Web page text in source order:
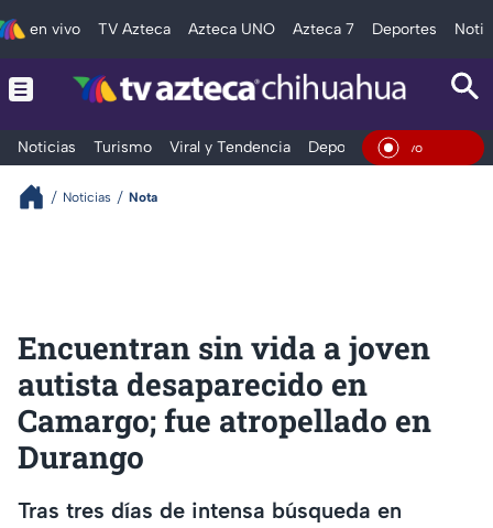
en vivo TV Azteca Azteca UNO Azteca 7 Deportes
Noticias Turismo Viral y Tendencia Deportes Espectáculos
En
Noticias Nota
Encuentran sin vida a joven
autista desaparecido en
Camargo; fue atropellado en
Durango
Tras tres días de intensa búsqueda en